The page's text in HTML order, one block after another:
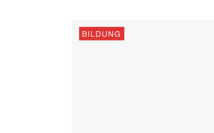
BILDUNG